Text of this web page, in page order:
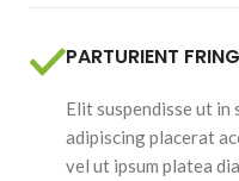
PARTURIENT
Elit suspendisse ut in
adipiscing placerat
vel ut ipsum platea